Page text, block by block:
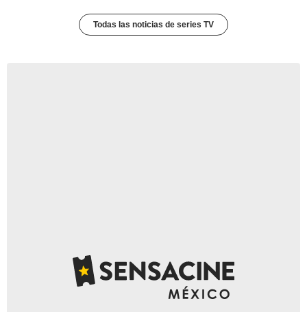
Todas las noticias de series TV